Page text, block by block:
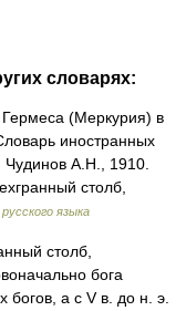
словарях:
(Меркурия) в
иностранных
Чудинов А.Н., 1910.
столб,
языка
столб,
бога
богов, а с V в. до н. э.